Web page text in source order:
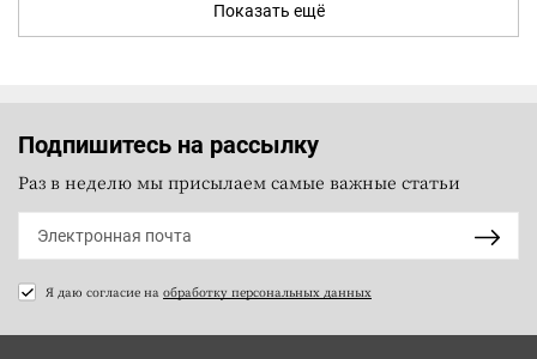
Показать ещё
Подпишитесь на рассылку
Раз в неделю мы присылаем самые важные статьи
Я даю согласие на обработку персональных данных